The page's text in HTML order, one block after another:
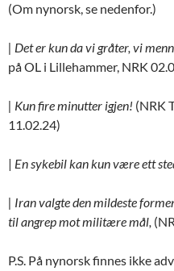
(Om nynorsk, se nedenfor.)
| Det er kun da vi gråter, vi
på OL i Lillehammer, NRK
| Kun fire minutter igjen! (NRK
11.02.24)
| En sykebil kan kun være ett
| Iran valgte den mildeste
til angrep mot militære mål,
P.S. På nynorsk finnes ikke